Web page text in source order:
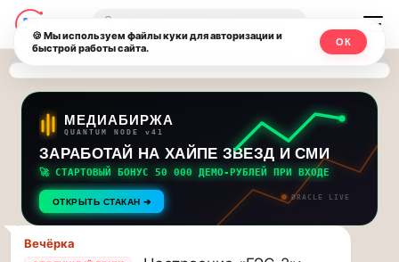
Последние
новости
и
обновления
потока:
Друзья,
приглашаем
на
музыкальную
прогулку
по
Москвичи.net
—
Главный
столичный
чат-
мессенджер,
новости
🔍
МЕДИАБИРЖА
QUANTUM NODE v41
ЗАРАБОТАЙ НА ХАЙПЕ ЗВЕЗД И СМИ
🚀 СТАРТОВЫЙ БОНУС 50 000 ДЕМО-РУБЛЕЙ ПРИ ВХОДЕ
ОТКРЫТЬ СТАКАН ➔ ORACLE LIVE
Вечёрка
🍪 Мы используем файлы куки для авторизации и
быстрой работы сайта.
ОК